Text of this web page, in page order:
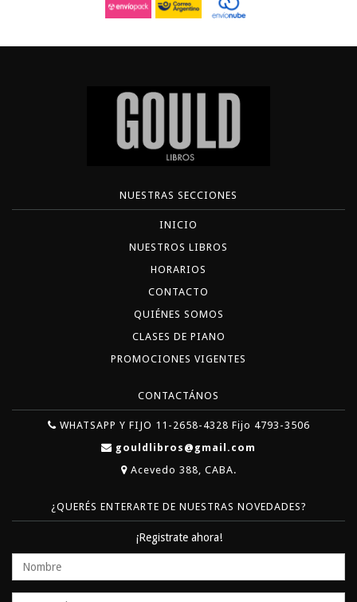
NUESTRAS SECCIONES
INICIO
NUESTROS LIBROS
HORARIOS
CONTACTO
QUIÉNES SOMOS
CLASES DE PIANO
PROMOCIONES VIGENTES
CONTACTÁNOS
WHATSAPP Y FIJO 11-2658-4328 Fijo 4793-3506
gouldlibros@gmail.com
Acevedo 388, CABA.
¿QUERÉS ENTERARTE DE NUESTRAS NOVEDADES?
¡Registrate ahora!